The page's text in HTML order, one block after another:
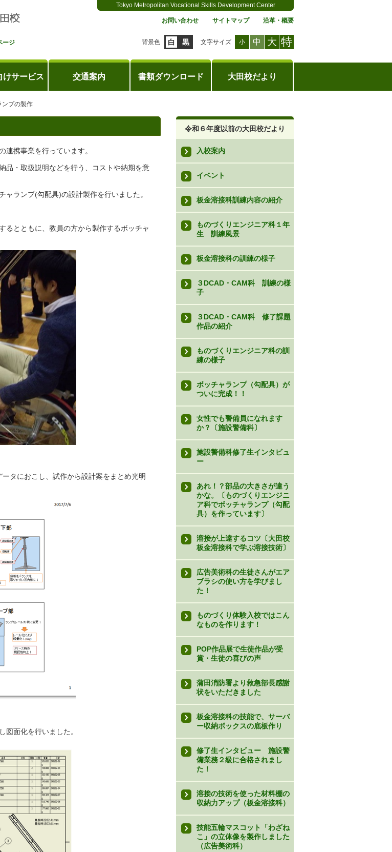
Tokyo Metropolitan Vocational Skills Development Center
けサービス 交通案内 書類ダウンロード 大田校だより
背景色 白 黒 文字サイズ 小 中 大 特
お問い合わせ サイトマップ 沿革・概要
ージ
ンプの製作
連携事業を行っています。
品・取扱説明などを行う、コストや納期を意
ランプ(勾配具)の設計製作を行いました。
とともに、教員の方から製作するボッチャ
タにおこし、試作から設計案をまとめ光明
面化を行いました。
令和６年度以前の大田校だより
入校案内
イベント
板金溶接科訓練内容の紹介
ものづくりエンジニア科１年
生 訓練風景
板金溶接科の訓練の様子
３DCAD・CAM科 訓練の様
子
３DCAD・CAM科 修了課題
作品の紹介
ものづくりエンジニア科の訓
練の様子
ボッチャランプ（勾配具）が
ついに完成！！
女性でも警備員になれます
か？〔施設警備科〕
施設警備科修了生インタビュ
ー
あれ！？部品の大きさが違う
かな。〔ものづくりエンジニ
ア科でボッチャランプ（勾配
具）を作っています〕
溶接が上達するコツ〔大田校
板金溶接科で学ぶ溶接技術〕
広告美術科の生徒さんがエア
ブラシの使い方を学びまし
た！
ものづくり体験入校ではこん
なものを作ります！
POP作品展で生徒作品が受
賞・生徒の喜びの声
蒲田消防署より救急部長感謝
状をいただきました
板金溶接科の技能で、サーバ
ー収納ボックスの底板作り
修了生インタビュー 施設警
備業務２級に合格されまし
た！
溶接の技術を使った材料棚の
収納力アップ（板金溶接科）
技能五輪マスコット「わざね
こ」の立体像を製作しました
（広告美術科）